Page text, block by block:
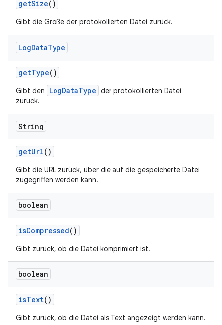
getSize()
Gibt die Größe der protokollierten Datei zurück.
LogDataType
getType()
Gibt den LogDataType der protokollierten Datei
zurück.
String
getUrl()
Gibt die URL zurück, über die auf die gespeicherte Datei
zugegriffen werden kann.
boolean
isCompressed()
Gibt zurück, ob die Datei komprimiert ist.
boolean
isText()
Gibt zurück, ob die Datei als Text angezeigt werden kann.